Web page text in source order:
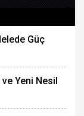
Güç
Yeni Nesil